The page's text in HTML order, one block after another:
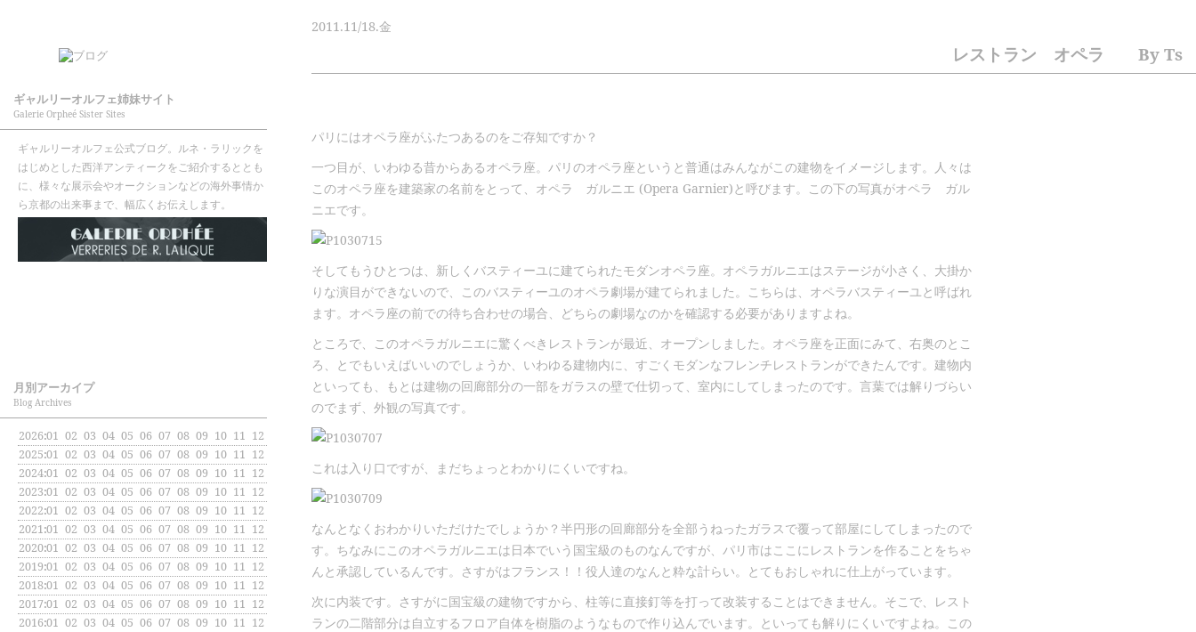
ギャルリーオルフェ姉妹サイト
Galerie Orpheé Sister Sites
ギャルリーオルフェ公式ブログ。ルネ・ラリックを
はじめとした西洋アンティークをご紹介するととも
に、様々な展示会やオークションなどの海外事情か
ら京都の出来事まで、幅広くお伝えします。
月別アーカイプ
Blog Archives
2026:01 02 03 04 05 06 07 08 09 10 11 12
2025:01 02 03 04 05 06 07 08 09 10 11 12
2024:01 02 03 04 05 06 07 08 09 10 11 12
2023:01 02 03 04 05 06 07 08 09 10 11 12
2022:01 02 03 04 05 06 07 08 09 10 11 12
2021:01 02 03 04 05 06 07 08 09 10 11 12
2020:01 02 03 04 05 06 07 08 09 10 11 12
2019:01 02 03 04 05 06 07 08 09 10 11 12
2018:01 02 03 04 05 06 07 08 09 10 11 12
2017:01 02 03 04 05 06 07 08 09 10 11 12
2016:01 02 03 04 05 06 07 08 09 10 11 12
2011.11/18.金
レストラン オペラ By Ts
パリにはオペラ座がふたつあるのをご存知ですか？
一つ目が、いわゆる昔からあるオペラ座。パリのオペラ座というと普通はみんながこの建物をイメージします。人々は
このオペラ座を建築家の名前をとって、オペラ ガルニエ (Opera Garnier)と呼びます。この下の写真がオペラ ガル
ニエです。
そしてもうひとつは、新しくバスティーユに建てられたモダンオペラ座。オペラガルニエはステージが小さく、大掛か
りな演目ができないので、このバスティーユのオペラ劇場が建てられました。こちらは、オペラバスティーユと呼ばれ
ます。オペラ座の前での待ち合わせの場合、どちらの劇場なのかを確認する必要がありますよね。
ところで、このオペラガルニエに驚くべきレストランが最近、オープンしました。オペラ座を正面にみて、右奥のとこ
ろ、とでもいえばいいのでしょうか、いわゆる建物内に、すごくモダンなフレンチレストランができたんです。建物内
といっても、もとは建物の回廊部分の一部をガラスの壁で仕切って、室内にしてしまったのです。言葉では解りづらい
のでまず、外観の写真です。
これは入り口ですが、まだちょっとわかりにくいですね。
なんとなくおわかりいただけたでしょうか？半円形の回廊部分を全部うねったガラスで覆って部屋にしてしまったので
す。ちなみにこのオペラガルニエは日本でいう国宝級のものなんですが、パリ市はここにレストランを作ることをちゃ
んと承認しているんです。さすがはフランス！！役人達のなんと粋な計らい。とてもおしゃれに仕上がっています。
次に内装です。さすがに国宝級の建物ですから、柱等に直接釘等を打って改装することはできません。そこで、レスト
ランの二階部分は自立するフロア自体を樹脂のようなもので作り込んでいます。といっても解りにくいですよね。この